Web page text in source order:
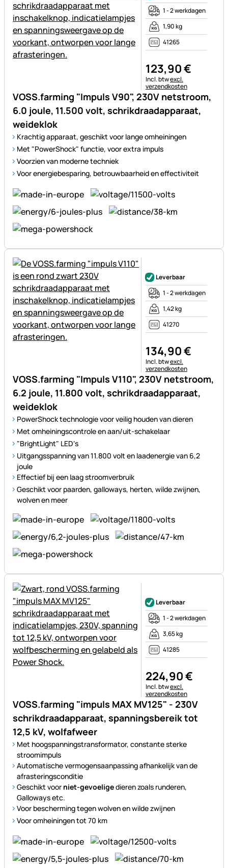
VOSS.farming "Impuls V90", 230V netstroom,
6.0 joule, 11.500 volt, schrikdraadapparaat,
weideklok
Krachtig apparaat, geschikt voor lange omheiningen
Met "PowerShock" functie, voor extra impuls
Voorzien van moderne techniek
Voor energiebesparing, betrouwbaarheid en effectiviteit
1 - 2 werkdagen
1,90 kg
41265
123,90€
Belastinginformatie:
Incl. btwexcl.
verzendkosten
VOSS.farming "Impuls V110", 230V netstroom,
6.2 joule, 11.800 volt, schrikdraadapparaat,
weideklok
PowerShock technologie voor veilig houden van dieren
Met omheiningscontrole en aan/uit-schakelaar
"BrightLight" LED‘s
Uitgangsspanning van 11.800 volt en laadenergie van 6,2
joule
Effectief bij een laag stroomverbruik
Geschikt voor paarden, galloways, herten, wilde zwijnen,
wolven en meer
Leverbaar
1 - 2 werkdagen
1,42 kg
41270
134,90€
Belastinginformatie:
Incl. btwexcl.
verzendkosten
VOSS.farming "impuls MAX MV125" - 230V
schrikdraadapparaat, spanningsbereik tot
12,5 kV, wolfafweer
Met hoogspanningstransformator, constante sterke
stroomimpuls
Automatische vermogensaanpassing afhankelijk van de
afrasteringsconditie
Geschikt voor niet-gevoeligedieren zoals runderen,
Galloways etc.
Voor bescherming tegen wolven en wilde zwijnen
Voor omheiningen tot 70 km
Leverbaar
1 - 2 werkdagen
3,65 kg
41285
224,90€
Belastinginformatie:
Incl. btwexcl.
verzendkosten